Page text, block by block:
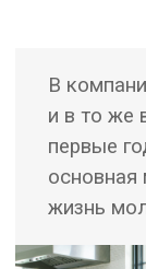
В
и в то же
первые
основная
жизнь